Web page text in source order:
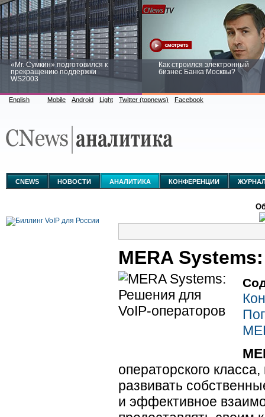
«Mr. Сумкин» подготовился к
прекращению поддержки
WS2003
Как строился электронный
бизнес Банка Москвы?
аналитике
English Mobile Android Light Twitter (topnews) Facebook
CNEWS НОВОСТИ АНАЛИТИКА КОНФЕРЕНЦИИ
MERA
операторского
развивать
и эффективное